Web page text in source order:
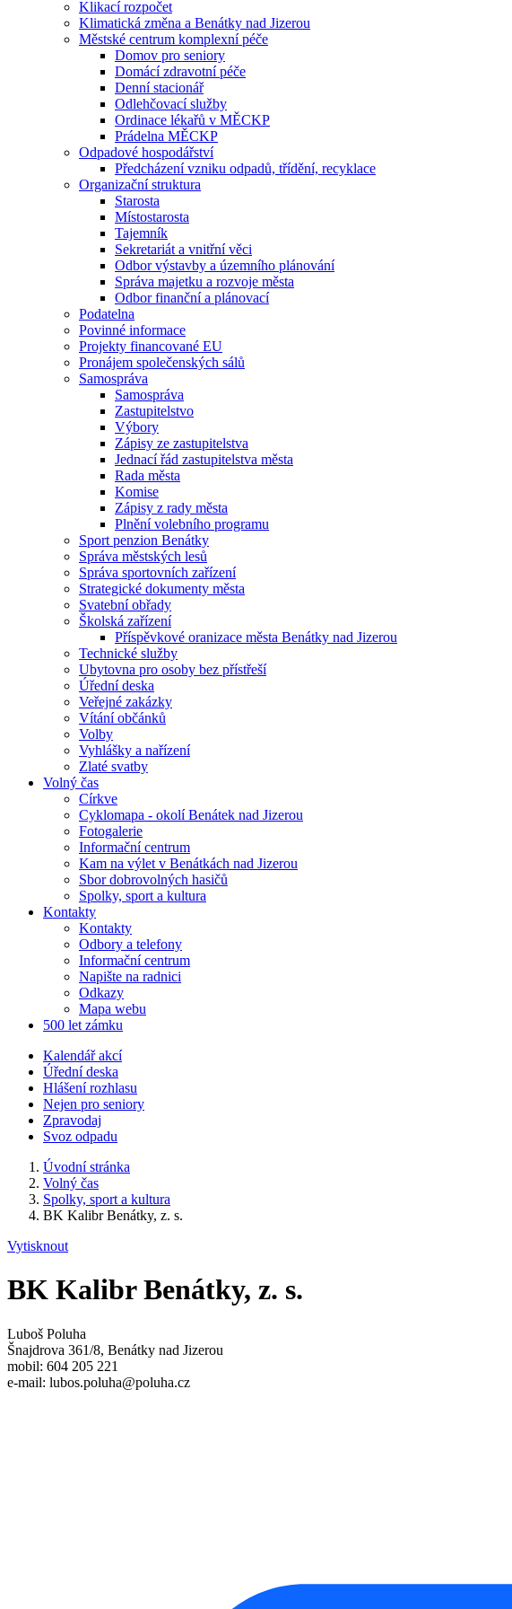
Klikací rozpočet
Klimatická změna a Benátky nad Jizerou
Městské centrum komplexní péče
Domov pro seniory
Domácí zdravotní péče
Denní stacionář
Odlehčovací služby
Ordinace lékařů v MĚCKP
Prádelna MĚCKP
Odpadové hospodářství
Předcházení vzniku odpadů, třídění, recyklace
Organizační struktura
Starosta
Místostarosta
Tajemník
Sekretariát a vnitřní věci
Odbor výstavby a územního plánování
Správa majetku a rozvoje města
Odbor finanční a plánovací
Podatelna
Povinné informace
Projekty financované EU
Pronájem společenských sálů
Samospráva
Samospráva
Zastupitelstvo
Výbory
Zápisy ze zastupitelstva
Jednací řád zastupitelstva města
Rada města
Komise
Zápisy z rady města
Plnění volebního programu
Sport penzion Benátky
Správa městských lesů
Správa sportovních zařízení
Strategické dokumenty města
Svatební obřady
Školská zařízení
Příspěvkové oranizace města Benátky nad Jizerou
Technické služby
Ubytovna pro osoby bez přístřeší
Úřední deska
Veřejné zakázky
Vítání občánků
Volby
Vyhlášky a nařízení
Zlaté svatby
Volný čas
Církve
Cyklomapa - okolí Benátek nad Jizerou
Fotogalerie
Informační centrum
Kam na výlet v Benátkách nad Jizerou
Sbor dobrovolných hasičů
Spolky, sport a kultura
Kontakty
Kontakty
Odbory a telefony
Informační centrum
Napište na radnici
Odkazy
Mapa webu
500 let zámku
Kalendář akcí
Úřední deska
Hlášení rozhlasu
Nejen pro seniory
Zpravodaj
Svoz odpadu
Úvodní stránka
Volný čas
Spolky, sport a kultura
BK Kalibr Benátky, z. s.
Vytisknout
BK Kalibr Benátky, z. s.
Luboš Poluha
Šnajdrova 361/8, Benátky nad Jizerou
mobil: 604 205 221
e-mail: lubos.poluha@poluha.cz